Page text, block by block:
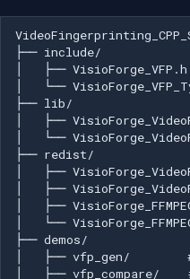
vfp_gen — génération
d'empreinte
vfp_compare —
comparaison vidéo
vfp_search — recherche de
fragment
Support et ressources